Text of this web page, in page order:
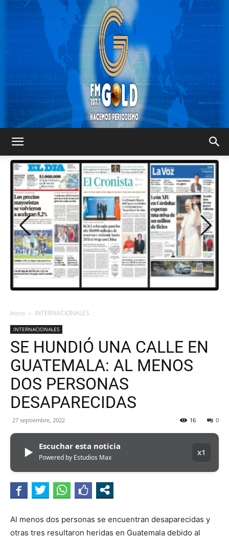
GOLD
ORAN
107.1
Inicio INTERNACIONALES
INTERNACIONALES
SE HUNDIÓ UNA CALLE EN
GUATEMALA: AL MENOS
DOS PERSONAS
DESAPARECIDAS
27 septiembre, 2022 0
16
▶ Escuchar esta noticia
Powered by Estudios Max
x1
Al menos dos personas se encuentran desaparecidas y
otras tres resultaron heridas en Guatemala debido al